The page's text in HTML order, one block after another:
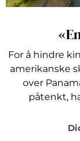
For å hindre
amerikanske
over
påtenkt,